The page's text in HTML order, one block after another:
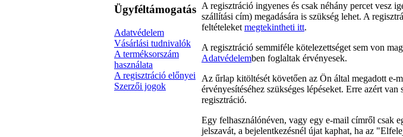
Ügyféltámogatás
Adatvédelem
Vásárlási tudnivalók
A terméksorszám
használata
A regisztráció előnyei
Szerzői jogok
A regisztráció ingyenes és csak néhány percet vesz
szállítási cím) megadására is szükség lehet. A
feltételeketmegtekintheti itt.
A regisztráció semmiféle kötelezettséget sem von
Adatvédelemben foglaltak érvényesek.
Az űrlap kitöltését követően az Ön által megadott e-
érvényesítéséhez szükséges lépéseket. Erre azért
regisztráció.
Egy felhasználónéven, vagy egy e-mail címről csak
jelszavát, a bejelentkezésnél újat kaphat, ha az